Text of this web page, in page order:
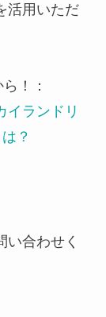
活用いただ
！：
イランドリ
？
い合わせく